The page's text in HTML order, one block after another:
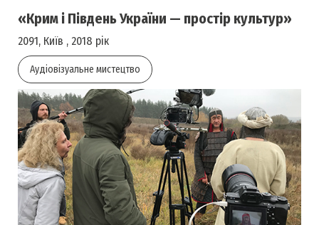
«Крим і Південь України — простір культур»
2091, Київ , 2018 рік
Аудіовізуальне мистецтво